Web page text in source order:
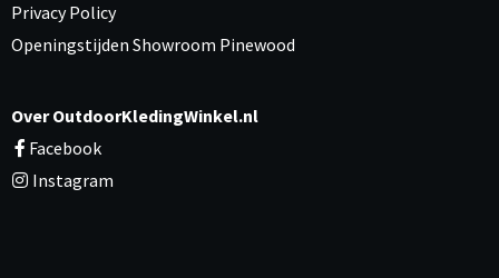
Privacy Policy
Openingstijden Showroom Pinewood
Over OutdoorKledingWinkel.nl
Facebook
Instagram